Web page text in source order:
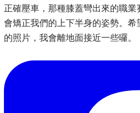
正確壓車，那種膝蓋彎出來的職
會矯正我們的上下半身的姿勢。
的照片，我會離地面接近一些囉。